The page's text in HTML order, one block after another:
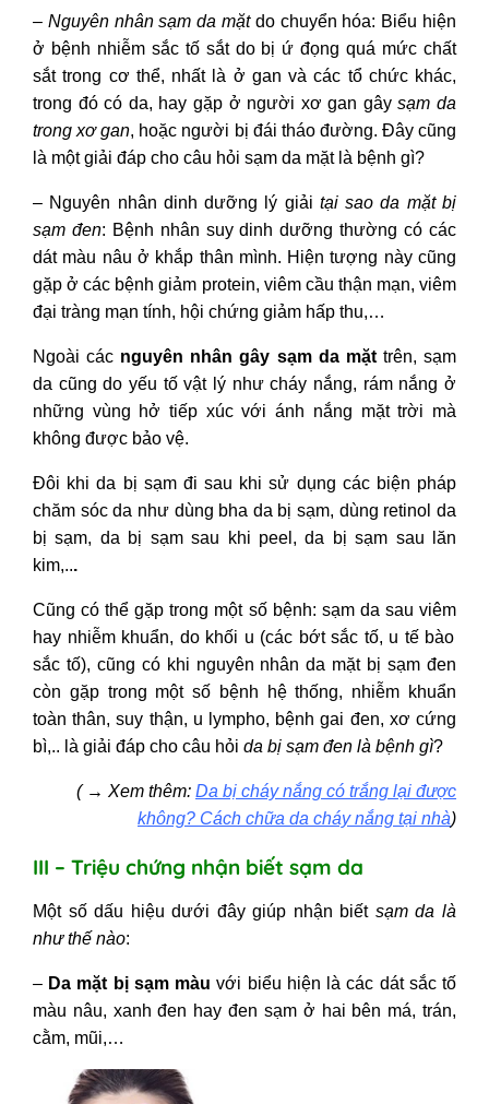
– Nguyên nhân sạm da mặt do chuyển hóa: Biểu hiện
ở bệnh nhiễm sắc tố sắt do bị ứ đọng quá mức chất
sắt trong cơ thể, nhất là ở gan và các tổ chức khác,
trong đó có da, hay gặp ở người xơ gan gâysạm da
trong xơ gan, hoặc người bị đái tháo đường. Đây cũng
là một giải đáp cho câu hỏi sạm da mặt là bệnh gì?
– Nguyên nhân dinh dưỡng lý giải tại sao da mặt bị
sạm đen: Bệnh nhân suy dinh dưỡng thường có các
dát màu nâu ở khắp thân mình. Hiện tượng này cũng
gặp ở các bệnh giảm protein, viêm cầu thận mạn, viêm
đại tràng mạn tính, hội chứng giảm hấp thu,…
Ngoài các nguyên nhân gây sạm da mặt trên, sạm
da cũng do yếu tố vật lý như cháy nắng, rám nắng ở
những vùng hở tiếp xúc với ánh nắng mặt trời mà
không được bảo vệ.
Đôi khida bị sạm đisau khi sử dụng các biện pháp
chăm sóc da như dùng bha da bị sạm, dùng retinol da
bị sạm, da bị sạm sau khi peel, da bị sạm sau lăn
kim,...
Cũng có thể gặp trong một số bệnh: sạm da sau viêm
hay nhiễm khuẩn, do khối u (các bớt sắc tố, u tế bào
sắc tố), cũng có khi nguyên nhân da mặt bị sạm đen
còn gặp trong một số bệnh hệ thống, nhiễm khuẩn
toàn thân, suy thận, u lympho, bệnh gai đen, xơ cứng
bì,.. là giải đáp cho câu hỏi da bị sạm đen là bệnh gì?
( → Xem thêm: Da bị cháy nắng có trắng lại được
không? Cách chữa da cháy nắng tại nhà)
III – Triệu chứng nhận biết sạm da
Một số dấu hiệu dưới đây giúp nhận biết sạm da là
như thế nào:
– Da mặt bị sạm màuvới biểu hiện là các dát sắc tố
màu nâu, xanh đen hay đen sạm ở hai bên má, trán,
cằm, mũi,…